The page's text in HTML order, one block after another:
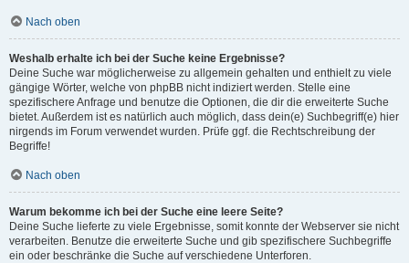
Nach oben
Weshalb erhalte ich bei der Suche keine Ergebnisse?
Deine Suche war möglicherweise zu allgemein gehalten und enthielt zu viele
gängige Wörter, welche von phpBB nicht indiziert werden. Stelle eine
spezifischere Anfrage und benutze die Optionen, die dir die erweiterte Suche
bietet. Außerdem ist es natürlich auch möglich, dass dein(e) Suchbegriff(e) hier
nirgends im Forum verwendet wurden. Prüfe ggf. die Rechtschreibung der
Begriffe!
Nach oben
Warum bekomme ich bei der Suche eine leere Seite?
Deine Suche lieferte zu viele Ergebnisse, somit konnte der Webserver sie nicht
verarbeiten. Benutze die erweiterte Suche und gib spezifischere Suchbegriffe
ein oder beschränke die Suche auf verschiedene Unterforen.